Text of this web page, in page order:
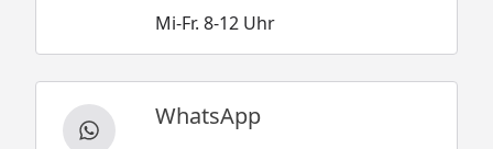
Mi-Fr. 8-12 Uhr
WhatsApp